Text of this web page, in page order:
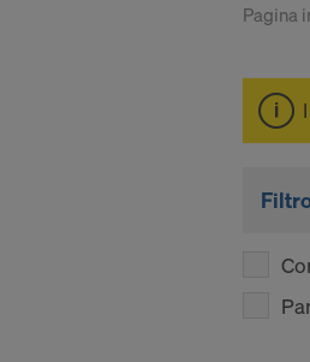
Pagina